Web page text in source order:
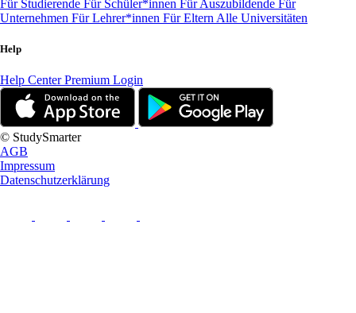
Für Studierende Für Schüler*innen Für Auszubildende Für
Unternehmen Für Lehrer*innen Für Eltern Alle Universitäten
Help
Help CenterPremium Login
© StudySmarter
AGB
Impressum
Datenschutzerklärung